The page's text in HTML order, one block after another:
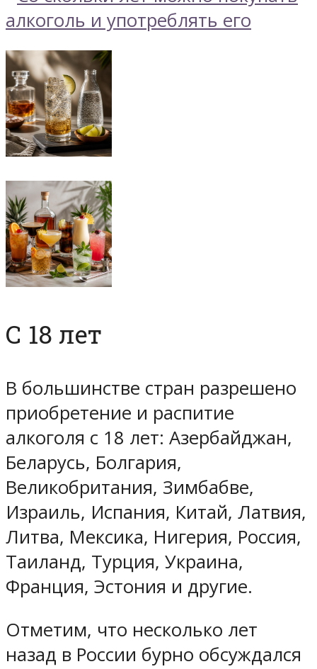
С 18 лет
В большинстве стран разрешено
приобретение и распитие
алкоголя с 18 лет: Азербайджан,
Беларусь, Болгария,
Великобритания, Зимбабве,
Израиль, Испания, Китай, Латвия,
Литва, Мексика, Нигерия, Россия,
Таиланд, Турция, Украина,
Франция, Эстония и другие.
Отметим, что несколько лет
назад в России бурно обсуждался